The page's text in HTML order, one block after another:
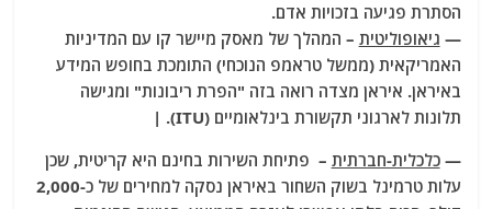
הסתרת פגיעה בזכויות אדם.
— גיאופוליטית – המהלך של מאסק מיישר קו עם המדיניות
האמריקאית (ממשל טראמפ הנוכחי) התומכת בחופש המידע
באיראן. איראן מצדה רואה בזה "הפרת ריבונות" ומגישה
תלונות לארגוני תקשורת בינלאומיים (ITU). |
—כלכלית-חברתית – פתיחת השירות בחינם היא קריטית, שכן
עלות טרמינל בשוק השחור באיראן נסקה למחירים של כ-2,000